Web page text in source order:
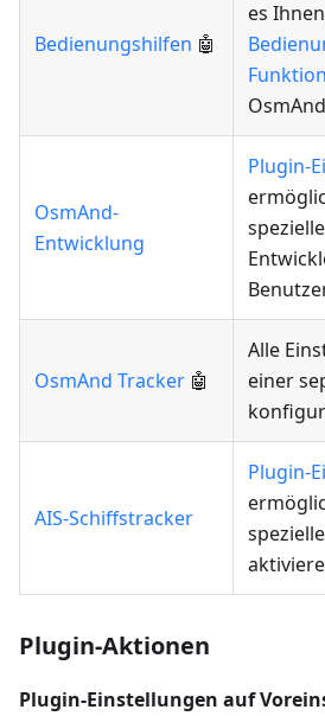
Bedienungshilfen 🤖
es
OsmAnd-
Entwicklung
Plugin-
OsmAnd Tracker 🤖
Alle
einer
AIS-Schiffstracker
Plugin-
Plugin-Aktionen
Plugin-Einstellungen auf